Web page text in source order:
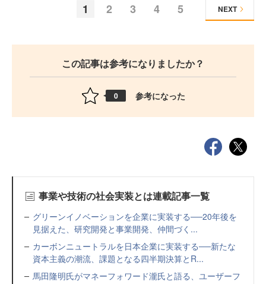
1 2 3 4 5 NEXT
この記事は参考になりましたか？
0 参考になった
事業や技術の社会実装とは連載記事一覧
グリーンイノベーションを企業に実装する──20年後を
見据えた、研究開発と事業開発、仲間づく...
カーボンニュートラルを日本企業に実装する──新たな
資本主義の潮流、課題となる四半期決算とR...
馬田隆明氏がマネーフォワード瀧氏と語る、ユーザーフ